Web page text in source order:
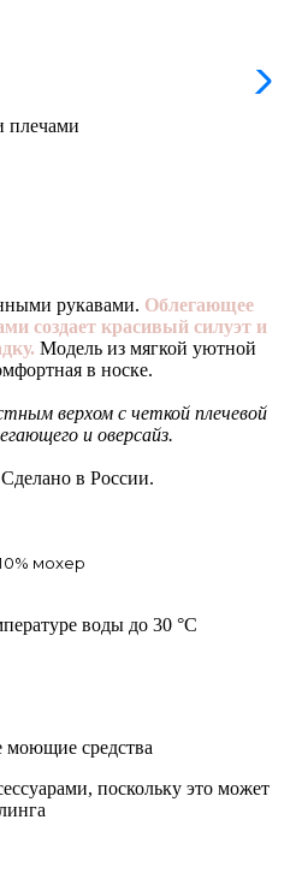
плечами
рукавами. Облегающее
создает красивый силуэт и
Модель из мягкой уютной
в носке.
верхом с четкой плечевой
и оверсайз.
в России.
мохер
воды до 30 °C
моющие средства
поскольку это может